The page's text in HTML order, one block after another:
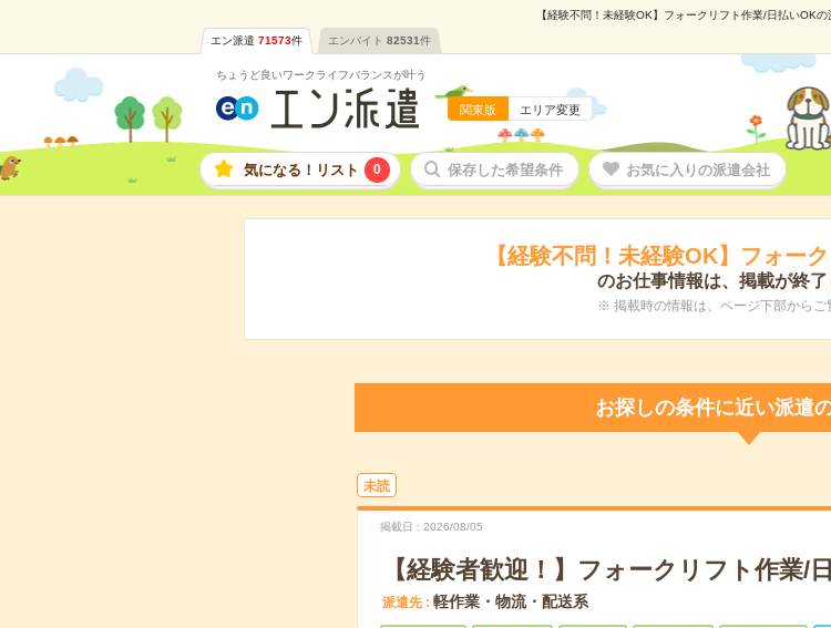
【経験不問！未経験OK】フォークリフト作業/日払いOK
エン派遣 71573件 エンバイト 82531件
ちょうど良いワークライフバランスが叶う
関東版 エリア変更
気になる！リスト 0 保存した希望条件 お気に入りの派遣会社
【経験不問！未経験OK】フォー
のお仕事情報は、掲載が終了
※ 掲載時の情報は、ページ下部からご
お探しの条件に近い派遣
未読
掲載日 2026/08/05
【経験者歓迎！】フォークリフト作業/
派遣先 軽作業・物流・配送系